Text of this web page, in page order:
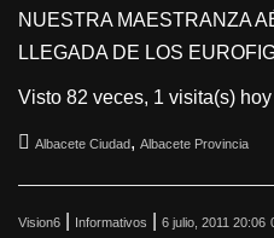
NUESTRA MAESTRANZA
LLEGADA DE LOS
Visto 82 veces, 1 visita(s) hoy
Albacete Ciudad, Albacete Provincia
Vision6 Informativos 6 julio, 2011 20:06